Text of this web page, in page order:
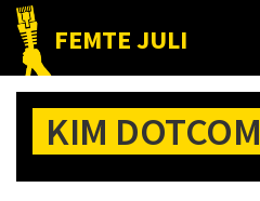
Hoppa
huvudnavigering
Hoppa
huvudinnehåll
Hoppa
det
primära
sidofältet
FEMTE JULI
Nätet
till
folket!KIM DOTCOM